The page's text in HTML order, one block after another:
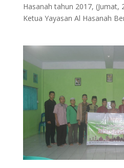
Hasanah tahun 2017, (Jumat,
Ketua Yayasan Al Hasanah